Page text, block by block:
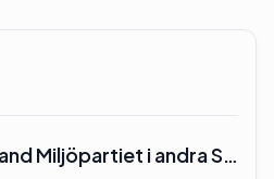
Miljöpartiet i andra S…